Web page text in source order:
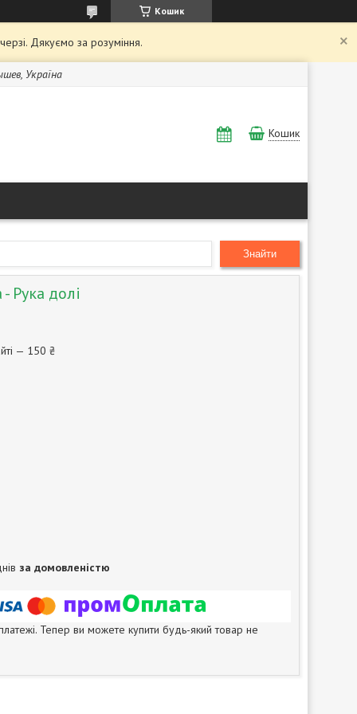
Кошик
Дякуємо за розуміння.
Україна
Кошик
Знайти
Рука долі
— 150 ₴
за домовленістю
Тепер ви можете купити будь-який товар не